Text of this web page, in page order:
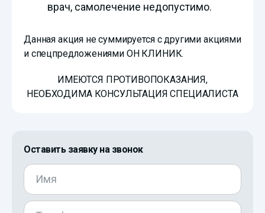
врач, самолечение недопустимо.
Данная акция не суммируется с другими акциями
и спецпредложениями ОН КЛИНИК.
ИМЕЮТСЯ ПРОТИВОПОКАЗАНИЯ,
НЕОБХОДИМА КОНСУЛЬТАЦИЯ СПЕЦИАЛИСТА
Оставить заявку на звонок